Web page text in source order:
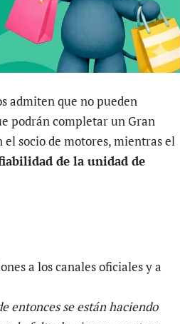
admiten que no pueden
podrán completar un Gran
socio de motores, mientras el
de la unidad de
a los canales oficiales y a
entonces se están haciendo